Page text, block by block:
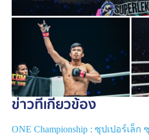
เวลาหนึ่งเดือนกลับไปอยู่บ้าน ใช้
และเพื่อน ๆ จนแทบไม่ได้ดูมวยเล
“หลายคนถามว่าหลังแพ้ นาบิล
ไฟหรือเปล่า? จริง ๆ แล้วเป้าหม
ไม่ได้แชมป์คิกบ็อกซิ่งรุ่น 145 ปอ
แชมป์มวยไทยรุ่นนี้ และยังไม่ได้แ
ปอนด์ ผมเชื่อว่าตัวเองยังไปต่อได้
ข่าวที่เกี่ยวข้อง
ONE Championship : ซุปเปอร์เล็